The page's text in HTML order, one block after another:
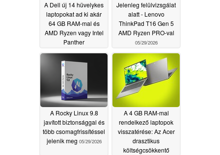
A Dell új 14 hüvelykes
laptopokat ad ki akár
64 GB RAM-mal és
AMD Ryzen vagy Intel
Panther
05/29/2026
Jelenleg felülvizsgálat
alatt - Lenovo
ThinkPad T16 Gen 5
AMD Ryzen PRO-val
05/29/2026
A Rocky Linux 9.8
javított biztonsággal és
több csomagfrissítéssel
jelenik meg 05/29/2026
A 4 GB RAM-mal
rendelkező laptopok
visszatérése: Az Acer
drasztikus
költségcsökkentő